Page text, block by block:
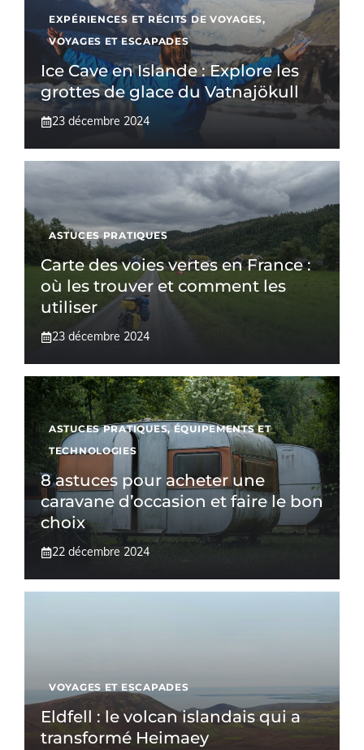
EXPÉRIENCES ET RÉCITS DE VOYAGES,
VOYAGES ET ESCAPADES
Ice Cave en Islande : Explore les
grottes de glace du Vatnajökull
23 décembre 2024
ASTUCES PRATIQUES
Carte des voies vertes en France :
où les trouver et comment les
utiliser
23 décembre 2024
ASTUCES PRATIQUES,ÉQUIPEMENTS ET
TECHNOLOGIES
8 astuces pour acheter une
caravane d’occasion et faire le bon
choix
22 décembre 2024
VOYAGES ET ESCAPADES
Eldfell : le volcan islandais qui a
transformé Heimaey